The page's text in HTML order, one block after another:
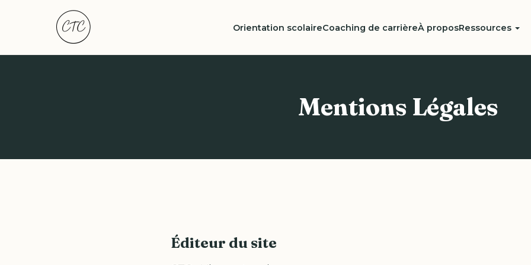
Orientation scolaireCoaching de carrièreÀ proposRessources
Mentions Légales
Éditeur du site